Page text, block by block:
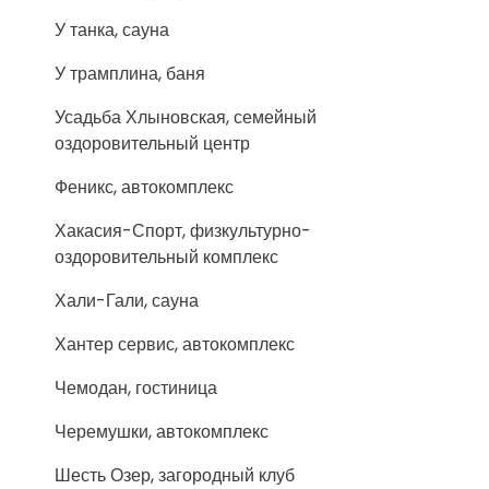
У танка, сауна
У трамплина, баня
Усадьба Хлыновская, семейный
оздоровительный центр
Феникс, автокомплекс
Хакасия-Спорт, физкультурно-
оздоровительный комплекс
Хали-Гали, сауна
Хантер сервис, автокомплекс
Чемодан, гостиница
Черемушки, автокомплекс
Шесть Озер, загородный клуб